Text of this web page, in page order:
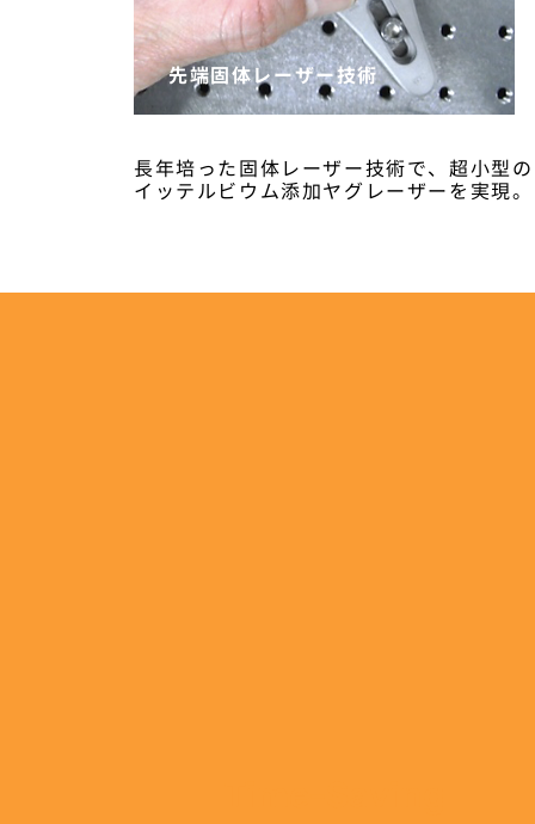
先端固体レーザー技術
長年培った固体レーザー技術で、超小型の
イッテルビウム添加ヤグレーザーを実現。